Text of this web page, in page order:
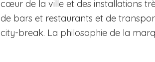
cœur de la ville et des installations
de bars et restaurants et de
city-break. La philosophie de la